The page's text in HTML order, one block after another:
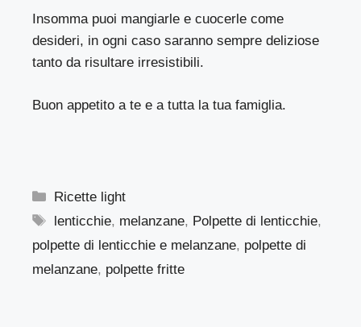
Insomma puoi mangiarle e cuocerle come
desideri, in ogni caso saranno sempre deliziose
tanto da risultare irresistibili.
Buon appetito a te e a tutta la tua famiglia.
Categorie
Ricette light
Tag
lenticchie, melanzane, Polpette di lenticchie,
polpette di lenticchie e melanzane, polpette di
melanzane, polpette fritte